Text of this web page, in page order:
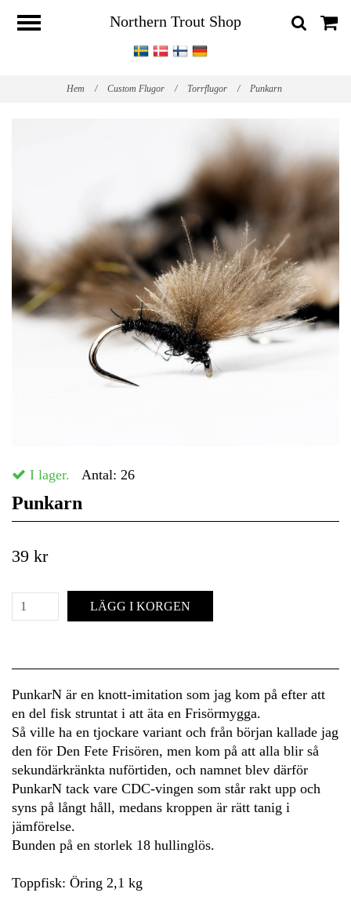
Northern Trout Shop
Hem / Custom Flugor / Torrflugor / Punkarn
I lager. Antal: 26
Punkarn
39 kr
LÄGG I KORGEN
PunkarN är en knott-imitation som jag kom på efter att
en del fisk struntat i att äta en Frisörmygga.
Så ville ha en tjockare variant och från början kallade jag
den för Den Fete Frisören, men kom på att alla blir så
sekundärkränkta nuförtiden, och namnet blev därför
PunkarN tack vare CDC-vingen som står rakt upp och
syns på långt håll, medans kroppen är rätt tanig i
jämförelse.
Bunden på en storlek 18 hullinglös.
Toppfisk: Öring 2,1 kg